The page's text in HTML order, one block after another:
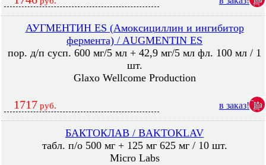
АУГМЕНТИН ES (Амоксициллин и ингибитор
фермента) / AUGMENTIN ES
пор. д/п сусп. 600 мг/5 мл + 42,9 мг/5 мл фл. 100 мл / 1
шт.
Glaxo Wellcome Production
1717 руб. в заказ!
БАКТОКЛАВ / BAKTOKLAV
табл. п/о 500 мг + 125 мг 625 мг / 10 шт.
Micro Labs